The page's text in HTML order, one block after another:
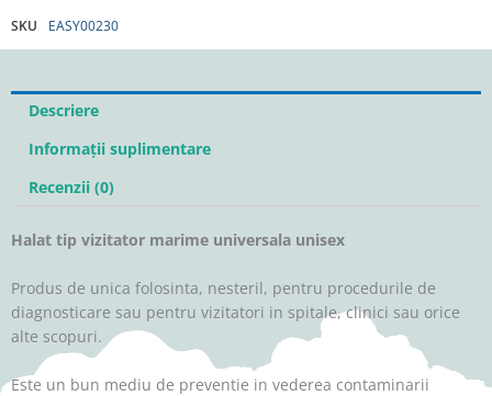
snur,
culoare
10
SKU EASY00230
Descriere
Informații suplimentare
Recenzii (0)
Halat tip vizitator marime universala unisex
Produs de unica folosinta, nesteril, pentru procedurile de
diagnosticare sau pentru vizitatori in spitale, clinici sau orice
alte scopuri.
Este un bun mediu de preventie in vederea contaminarii